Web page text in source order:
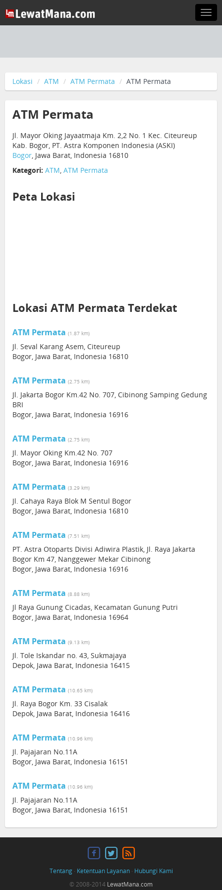
Lokasi ATM ATM Permata ATM Permata
ATM Permata
Jl. Mayor Oking Jayaatmaja Km. 2,2 No. 1 Kec. Citeureup
Kab. Bogor, PT. Astra Komponen Indonesia (ASKI)
Bogor, Jawa Barat, Indonesia 16810
Kategori: ATM, ATM Permata
Peta Lokasi
Lokasi ATM Permata Terdekat
ATM Permata (1.87 km)
Jl. Seval Karang Asem, Citeureup
Bogor, Jawa Barat, Indonesia 16810
ATM Permata (2.75 km)
Jl. Jakarta Bogor Km.42 No. 707, Cibinong Samping Gedung
BRI
Bogor, Jawa Barat, Indonesia 16916
ATM Permata (2.75 km)
Jl. Mayor Oking Km.42 No. 707
Bogor, Jawa Barat, Indonesia 16916
ATM Permata (3.29 km)
Jl. Cahaya Raya Blok M Sentul Bogor
Bogor, Jawa Barat, Indonesia 16810
ATM Permata (7.51 km)
PT. Astra Otoparts Divisi Adiwira Plastik, Jl. Raya Jakarta
Bogor Km 47, Nanggewer Mekar Cibinong
Bogor, Jawa Barat, Indonesia 16916
ATM Permata (8.88 km)
Jl Raya Gunung Cicadas, Kecamatan Gunung Putri
Bogor, Jawa Barat, Indonesia 16964
ATM Permata (9.13 km)
Jl. Tole Iskandar no. 43, Sukmajaya
Depok, Jawa Barat, Indonesia 16415
ATM Permata (10.65 km)
Jl. Raya Bogor Km. 33 Cisalak
Depok, Jawa Barat, Indonesia 16416
ATM Permata (10.96 km)
Jl. Pajajaran No.11A
Bogor, Jawa Barat, Indonesia 16151
ATM Permata (10.96 km)
Jl. Pajajaran No.11A
Bogor, Jawa Barat, Indonesia 16151
Tentang· Ketentuan Layanan· Hubungi Kami
© 2008-2014 LewatMana.com